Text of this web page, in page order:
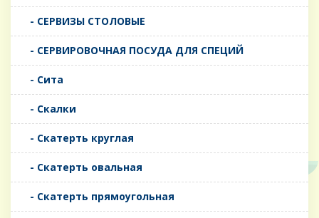
- СЕРВИЗЫ СТОЛОВЫЕ
- СЕРВИРОВОЧНАЯ ПОСУДА ДЛЯ СПЕЦИЙ
- Сита
- Скалки
- Скатерть круглая
- Скатерть овальная
- Скатерть прямоугольная